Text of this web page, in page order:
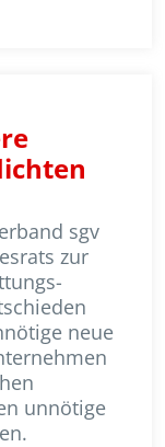
sgv
zur
neue
unnötige